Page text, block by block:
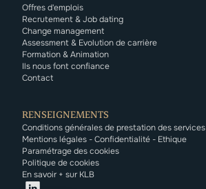
Offres d'emplois
Recrutement & Job dating
Change management
Assessment & Evolution de carrière
Formation & Animation
Ils nous font confiance
Contact
RENSEIGNEMENTS
Conditions générales de prestation des services
Mentions légales - Confidentialité - Ethique
Paramétrage des cookies
Politique de cookies
En savoir + sur KLB